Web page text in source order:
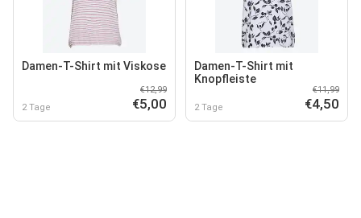
Damen-T-Shirt mit Viskose
2 Tage
€12,99
€5,00
Damen-T-Shirt mit
Knopfleiste
2 Tage
€11,99
€4,50